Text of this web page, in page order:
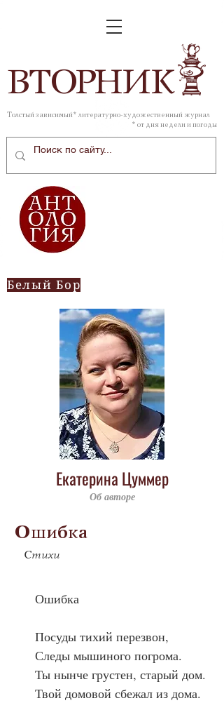
ВТОРНИК
Толстый зависимый* литературно-художественный журнал
* от дня недели и погоды
Белый Бор
Екатерина Цуммер
Об авторе
Ошибка
Стихи
	Ошибка
	Посуды тихий перезвон,
	Следы мышиного погрома.
	Ты нынче грустен, старый дом.
	Твой домовой сбежал из дома.